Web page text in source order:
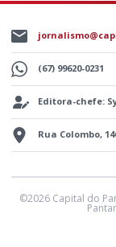
(67) 99620-0231
Editora-chefe:
Rua Colombo,
©2026 Capital do